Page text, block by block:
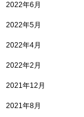
2022年6月
2022年5月
2022年4月
2022年2月
2021年12月
2021年8月